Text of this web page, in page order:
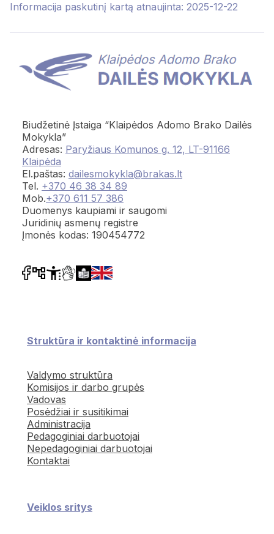
Informacija paskutinį kartą atnaujinta: 2025-12-22
Biudžetinė Įstaiga “Klaipėdos Adomo Brako Dailės
Mokykla”
Adresas: Paryžiaus Komunos g. 12, LT-91166
Klaipėda
El.paštas: dailesmokykla@brakas.lt
Tel. +370 46 38 34 89
Mob.+370 611 57 386
Duomenys kaupiami ir saugomi
Juridinių asmenų registre
Įmonės kodas: 190454772
Struktūra ir kontaktinė informacija
Valdymo struktūra
Komisijos ir darbo grupės
Vadovas
Posėdžiai ir susitikimai
Administracija
Pedagoginiai darbuotojai
Nepedagoginiai darbuotojai
Kontaktai
Veiklos sritys